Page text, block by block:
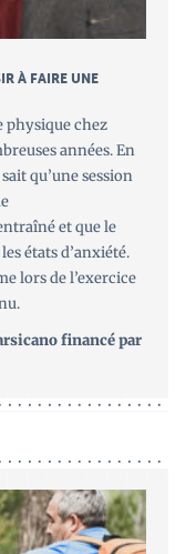
À FAIRE UNE
physique chez
années. En
qu’une session
et que le
états d’anxiété.
lors de l’exercice
financé par